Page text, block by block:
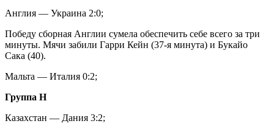
Англия — Украина 2:0;
Победу сборная Англии сумела обеспечить себе всего за три
минуты. Мячи забили Гарри Кейн (37-я минута) и Букайо
Сака (40).
Мальта — Италия 0:2;
Группа Н
Казахстан — Дания 3:2;